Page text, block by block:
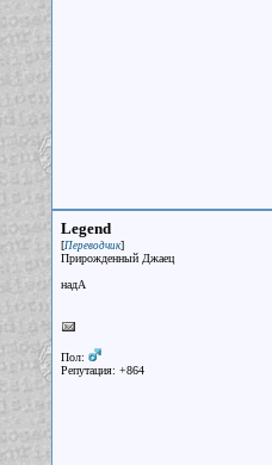
Legend
[Переводчик]
Прирожденный Джаец
надА
Пол:
Репутация: +864